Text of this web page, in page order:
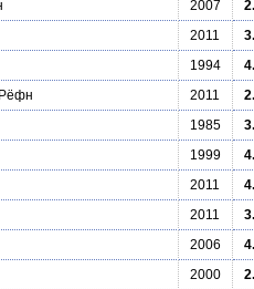
2007
2011
1994
2011
1985
1999
2011
2011
2006
2000